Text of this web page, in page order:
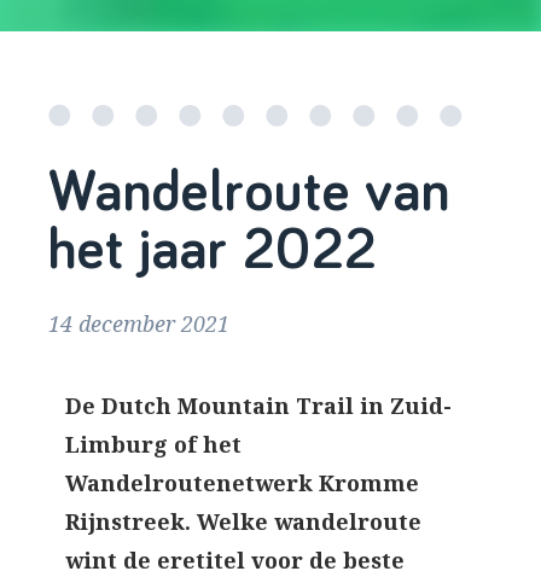
Wandelroute van
het jaar 2022
14 december 2021
De Dutch Mountain Trail in Zuid-
Limburg of het
Wandelroutenetwerk Kromme
Rijnstreek. Welke wandelroute
wint de eretitel voor de beste